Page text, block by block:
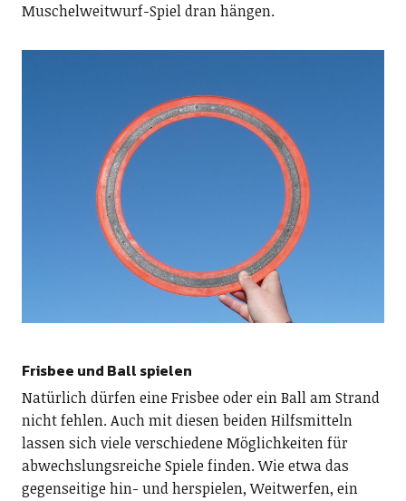
Muschelweitwurf-Spiel dran hängen.
Frisbee und Ball spielen
Natürlich dürfen eine Frisbee oder ein Ball am Strand
nicht fehlen. Auch mit diesen beiden Hilfsmitteln
lassen sich viele verschiedene Möglichkeiten für
abwechslungsreiche Spiele finden. Wie etwa das
gegenseitige hin- und herspielen, Weitwerfen, ein